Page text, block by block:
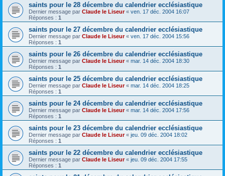
saints pour le 28 décembre du calendrier ecclésiastique
Dernier message par Claude le Liseur« ven. 17 déc. 2004 16:07
Réponses : 1
saints pour le 27 décembre du calendrier ecclésiastique
Dernier message par Claude le Liseur« ven. 17 déc. 2004 15:56
Réponses : 1
saints pour le 26 décembre du calendrier ecclésiastique
Dernier message par Claude le Liseur« mar. 14 déc. 2004 18:30
Réponses : 1
saints pour le 25 décembre du calendrier ecclésiastique
Dernier message par Claude le Liseur« mar. 14 déc. 2004 18:25
Réponses : 1
saints pour le 24 décembre du calendrier ecclésiastique
Dernier message par Claude le Liseur« mar. 14 déc. 2004 17:56
Réponses : 1
saints pour le 23 décembre du calendrier ecclésiastique
Dernier message par Claude le Liseur« jeu. 09 déc. 2004 18:02
Réponses : 1
saints pour le 22 décembre du calendrier ecclésiastique
Dernier message par Claude le Liseur« jeu. 09 déc. 2004 17:55
Réponses : 1